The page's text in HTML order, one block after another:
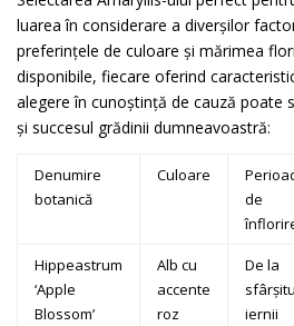
luarea în considerare a diverșilor
preferințele de culoare și mărimea
disponibile, fiecare oferind
alegere în cunoștință de cauză poate
și succesul grădinii dumneavoastră:
Denumire
botanică
Culoare
de
Hippeastrum
‘Apple
Blossom’
Alb cu
accente
roz
De la
iernii